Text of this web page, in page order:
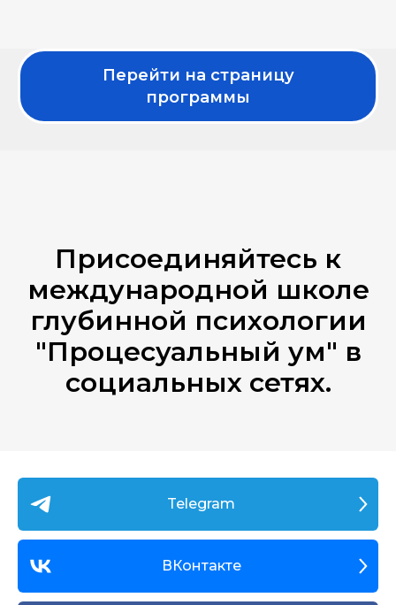
Перейти на страницу
программы
Присоединяйтесь к
международной школе
глубинной психологии
"Процесуальный ум" в
социальных сетях.
Telegram
ВКонтакте